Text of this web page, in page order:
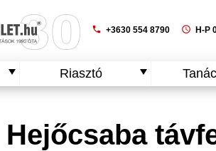
phone +3630 554 8790 schedule H-P
Riasztó